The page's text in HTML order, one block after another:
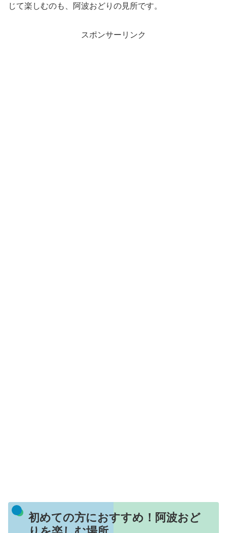
じて楽しむのも、阿波おどりの見所です。
スポンサーリンク
初めての方におすすめ！阿波おど